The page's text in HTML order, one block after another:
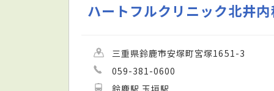
ハートフルクリニック北井
三重県鈴鹿市安塚町宮塚1651-3
059-381-0600